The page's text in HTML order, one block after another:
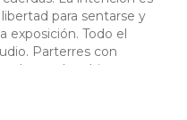
para sentarse y
exposición. Todo el
Parterres con
el ambiente.